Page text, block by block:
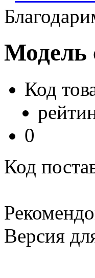
Модель
Код
0
Код
Версия